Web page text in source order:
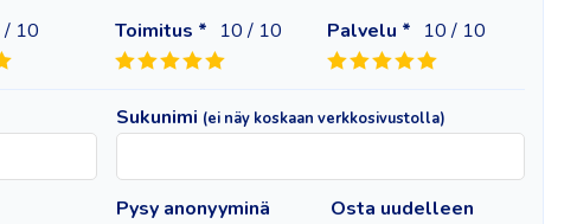
/ 10 Toimitus * 10/ 10 Palvelu * 10/ 10
Sukunimi (ei näy koskaan verkkosivustolla)
Pysy anonyyminä
Osta uudelleen